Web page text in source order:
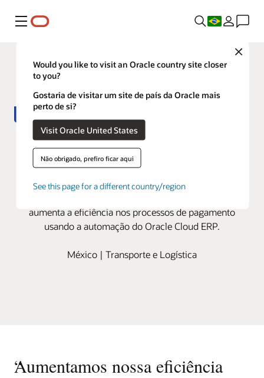
Menu
Close
Would you like to visit an Oracle country site closer
to you?
Gostaria de visitar um site de país da Oracle mais
perto de si?
Visit Oracle United States
Não obrigado, prefiro ficar aqui
See this page for a different country/region
Paquetexpress reduz o tempo de
fechamento contábil em 85% com
o Oracle Cloud ERP
aumenta a eficiência nos processos de pagamento
usando a automação do Oracle Cloud ERP.
México | Transporte e Logística
“
Aumentamos nossa eficiência